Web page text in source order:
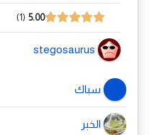
5.00
1
stegosaurus
سباك
الخبر